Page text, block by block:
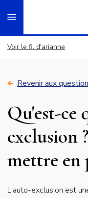
Voir le fil d'arianne
Revenir aux
Qu'est-ce
exclusion
mettre en
Réponse
L'auto-exclusion est